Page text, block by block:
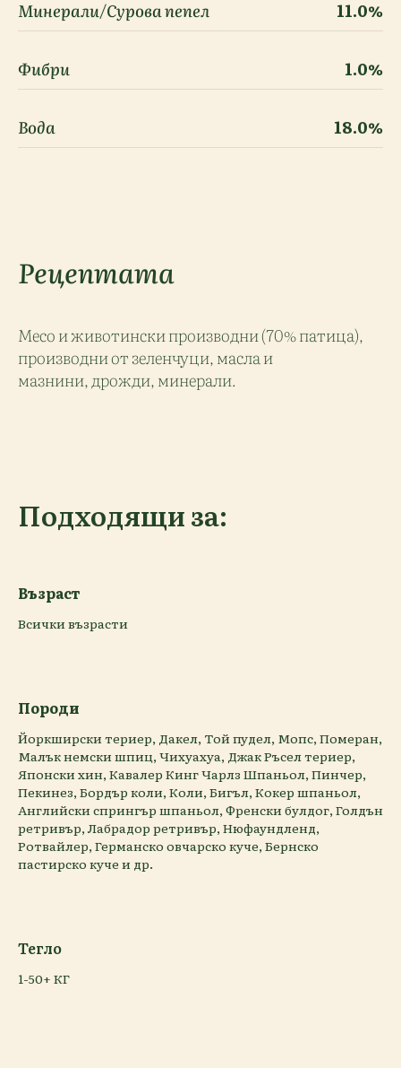
Минерали/Сурова пепел 11.0%
Фибри 1.0%
Вода 18.0%
Рецептата
Месо и животински производни (70% патица),
производни от зеленчуци, масла и
мазнини, дрожди, минерали.
Подходящи за:
Възраст
Всички възрасти
Породи
Йоркширски териер, Дакел, Той пудел, Мопс, Померан,
Малък немски шпиц, Чихуахуа, Джак Ръсел териер,
Японски хин, Кавалер Кинг Чарлз Шпаньол, Пинчер,
Пекинез, Бордър коли, Коли, Бигъл, Кокер шпаньол,
Английски спрингър шпаньол, Френски булдог, Голдън
ретривър, Лабрадор ретривър, Нюфаундленд,
Ротвайлер, Германско овчарско куче, Бернско
пастирско куче и др.
Тегло
1-50+ КГ